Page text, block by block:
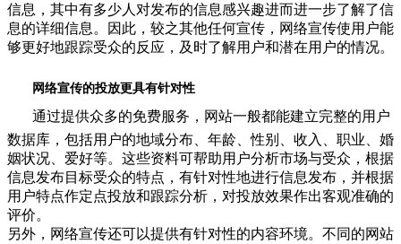
信息，其中有多少人对发布的信息感兴趣进而进一步了解了信
息的详细信息。因此，较之其他任何宣传，网络宣传使用户能
够更好地跟踪受众的反应，及时了解用户和潜在用户的情况。
网络宣传的投放更具有针对性
通过提供众多的免费服务，网站一般都能建立完整的用户
数据库，包括用户的地域分布、年龄、性别、收入、职业、婚
姻状况、爱好等。这些资料可帮助用户分析市场与受众，根据
信息发布目标受众的特点，有针对性地进行信息发布，并根据
用户特点作定点投放和跟踪分析，对投放效果作出客观准确的
评价。
另外，网络宣传还可以提供有针对性的内容环境。不同的网站